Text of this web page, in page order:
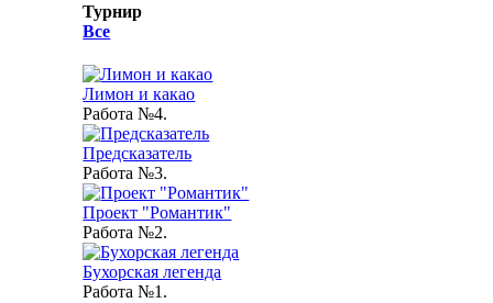
Турнир
Все
Лимон и какао
Работа №4.
Предсказатель
Работа №3.
Проект "Романтик"
Работа №2.
Бухорская легенда
Работа №1.